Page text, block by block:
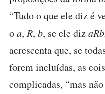
“Tudo o que ele diz é
oa, R, b, se ele diz
acrescenta que, se
forem incluídas, as
complicadas, “mas